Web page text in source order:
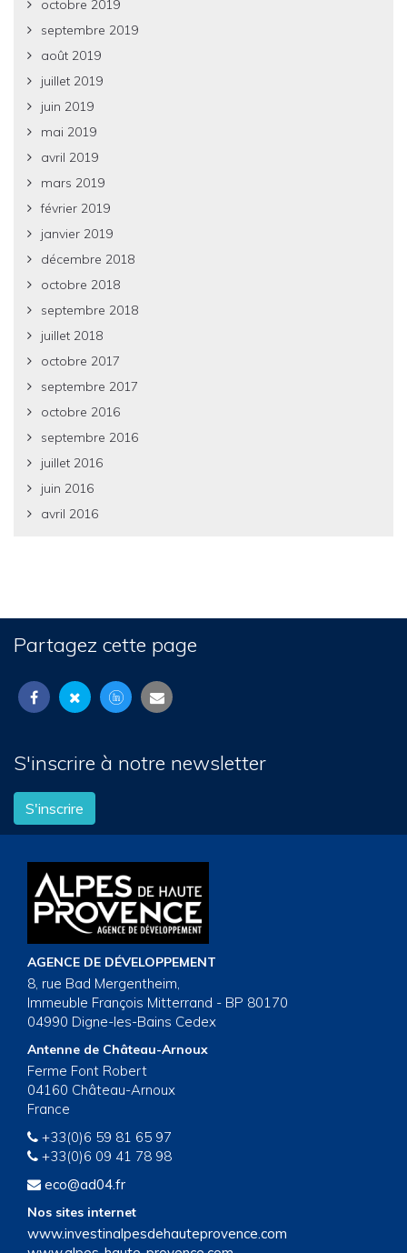
octobre 2019
septembre 2019
août 2019
juillet 2019
juin 2019
mai 2019
avril 2019
mars 2019
février 2019
janvier 2019
décembre 2018
octobre 2018
septembre 2018
juillet 2018
octobre 2017
septembre 2017
octobre 2016
septembre 2016
juillet 2016
juin 2016
avril 2016
Partagez cette page
S'inscrire à notre newsletter
S'inscrire
AGENCE DE DÉVELOPPEMENT
8, rue Bad Mergentheim,
Immeuble François Mitterrand - BP 80170
04990 Digne-les-Bains Cedex
Antenne de Château-Arnoux
Ferme Font Robert
04160 Château-Arnoux
France
+33(0)6 59 81 65 97
+33(0)6 09 41 78 98
eco@ad04.fr
Nos sites internet
www.investinalpesdehauteprovence.com